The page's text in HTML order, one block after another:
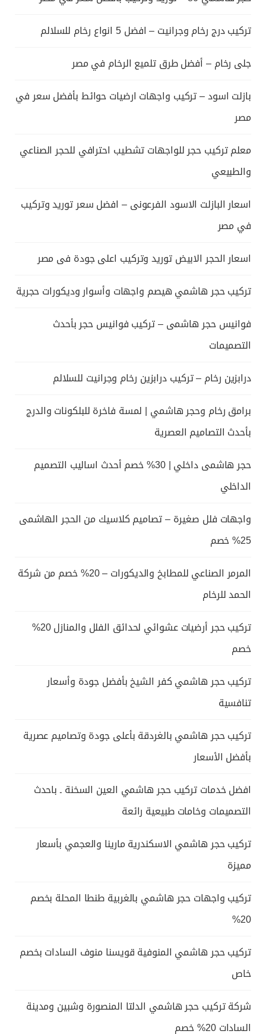
تركيب درج رخام وجرانيت – افضل 5 انواع رخام للسلالم
جلى رخام – أفضل طرق تلميع الرخام في مصر
بازلت اسود – تركيب واجهات ارضيات حوائط بأفضل سعر في
مصر
معلم تركيب حجر للواجهات تشطيب احترافي للحجر الصناعي
والطبيعي
اسعار البازلت الاسود الفرعونى – افضل سعر توريد وتركيب
في مصر
اسعار الحجر الابيض توريد وتركيب اعلى جودة فى مصر
تركيب حجر هاشمي هيصم واجهات وأسوار وديكورات حجرية
فوانيس حجر هاشمى – تركيب فوانيس حجر بأحدث
التصميمات
درابزين رخام – تركيب درابزين رخام وجرانيت للسلالم
برامق رخام وحجر هاشمي | لمسة فاخرة للبلكونات والدرج
بأحدث التصاميم العصرية
حجر هاشمى داخلي | 30% خصم أحدث اساليب التصميم
الداخلي
واجهات فلل صغيرة – تصاميم كلاسيك من الحجر الهاشمى
25% خصم
المرمر الصناعي للمطابخ والديكورات – 20% خصم من شركة
الحمد للرخام
تركيب حجر أرضيات عشوائي لحدائق الفلل والمنازل 20%
خصم
تركيب حجر هاشمي كفر الشيخ بأفضل جودة وأسعار
تنافسية
تركيب حجر هاشمي بالغردقة بأعلى جودة وتصاميم عصرية
بأفضل الأسعار
افضل خدمات تركيب حجر هاشمي العين السخنة ـ باحدث
التصميمات وخامات طبيعية رائعة
تركيب حجر هاشمي الاسكندرية مارينا والعجمي بأسعار
مميزة
تركيب واجهات حجر هاشمي بالغربية طنطا المحلة بخصم
20%
تركيب حجر هاشمي المنوفية قويسنا منوف السادات بخصم
خاص
شركة تركيب حجر هاشمي الدلتا المنصورة وشبين ومدينة
السادات 20% خصم